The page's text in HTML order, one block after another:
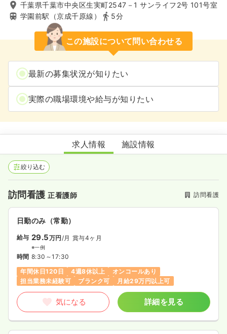
千葉県千葉市中央区生実町2547－1 サンライフ2号 101号室
学園前駅（京成千原線）
5分
この施設について問い合わせる
最新の募集状況が知りたい
実際の職場環境や給与が知りたい
訪問看護ステーションひとみ
求人情報 施設情報
絞り込む
訪問看護正看護師 訪問看護
日勤のみ（常勤）
給与 29.5万円/月 賞与4ヶ月
※一例
時間 8:30～17:30
年間休日120日
4週8休以上
オンコールあり
担当業務未経験可
ブランク可 月給29万円以上可
気になる 詳細を見る